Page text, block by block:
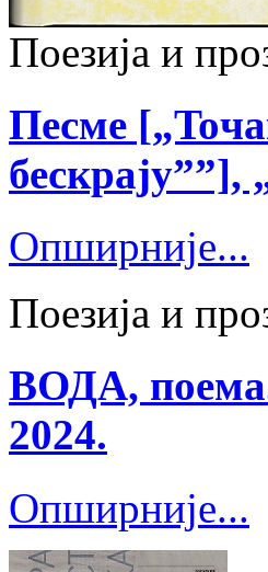
Поезија и
Песме
Опширније...
Поезија и
ВОДА,
2024.
Опширније...